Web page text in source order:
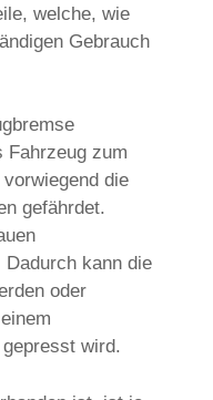
welche, wie
Gebrauch
Fahrzeug zum
die
gefährdet.
Dadurch kann die
oder
wird.